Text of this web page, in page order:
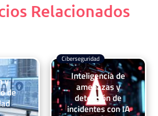
Relacionados
y
de
Inteligencia de
amenazas y
detección de
incidentes con IA
Ciberseguridad